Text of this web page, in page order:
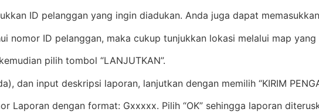
ID pelanggan yang ingin diadukan. Anda juga dapat
nomor ID pelanggan, maka cukup tunjukkan lokasi melalui map
pilih tombol “LANJUTKAN”.
dan input deskripsi laporan, lanjutkan dengan memilih “KIRIM
Laporan dengan format: Gxxxxx. Pilih “OK” sehingga laporan